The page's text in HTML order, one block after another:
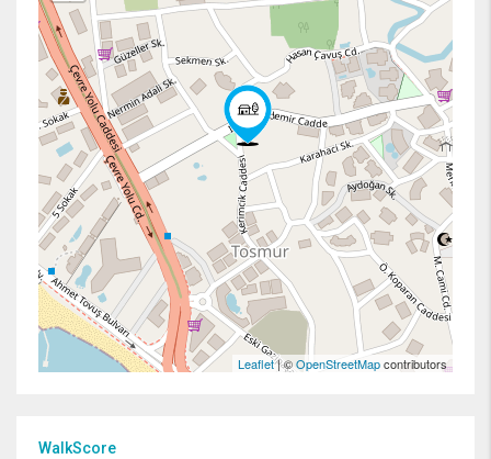
Leaflet| ©OpenStreetMapcontributors
WalkScore